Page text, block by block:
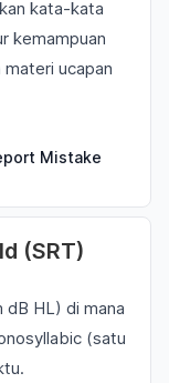
kata-kata
kemampuan
ucapan
Mistake
(SRT)
dB HL) di mana
(satu